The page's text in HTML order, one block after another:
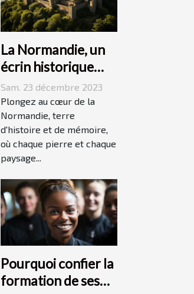
La Normandie, un
écrin historique
pour des
événements
mémorables
Sam. 23 décembre 2023
Plongez au cœur de la
Normandie, terre
d'histoire et de mémoire,
où chaque pierre et chaque
paysage...
Pourquoi confier la
formation de ses